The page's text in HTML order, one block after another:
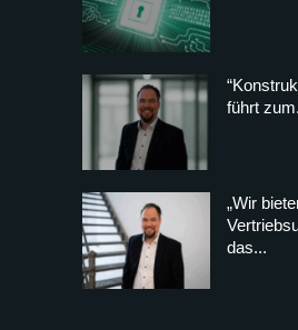
führt
„Wir
das...